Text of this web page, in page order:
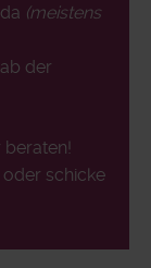
(meistens
der
beraten!
oder schicke